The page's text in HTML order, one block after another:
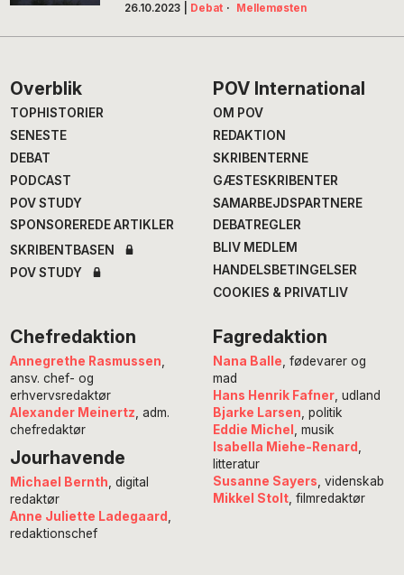
26.10.2023 Debat · Mellemøsten
Footer
Overblik
TOPHISTORIER
SENESTE
DEBAT
PODCAST
POV STUDY
SPONSOREREDE ARTIKLER
SKRIBENTBASEN
POV STUDY
POV International
OM POV
REDAKTION
SKRIBENTERNE
GÆSTESKRIBENTER
SAMARBEJDSPARTNERE
DEBATREGLER
BLIV MEDLEM
HANDELSBETINGELSER
COOKIES & PRIVATLIV
Chefredaktion
Annegrethe Rasmussen
ansv. chef- og
erhvervsredaktør
Alexander Meinertz , adm.
chefredaktør
Jourhavende
Michael Bernth , digital
redaktør
Anne Juliette Ladegaard
redaktionschef
Fagredaktion
Nana Balle , fødevarer og
mad
Hans Henrik Fafner, udland
Bjarke Larsen , politik
Eddie Michel
, musik
Isabella Miehe-Renard
litteratur
Susanne Sayers , videnskab
Mikkel Stolt, filmredaktør